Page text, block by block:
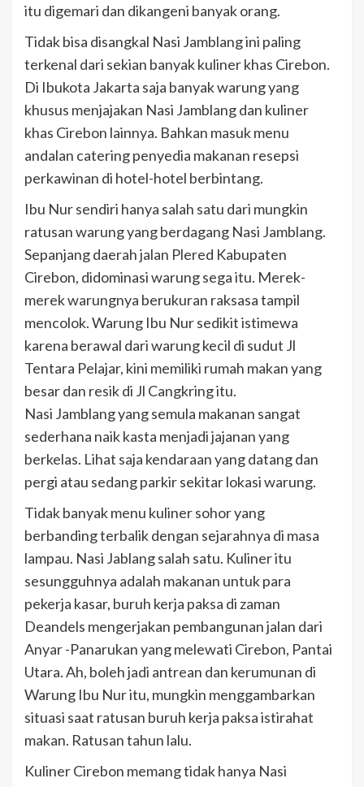
itu digemari dan dikangeni banyak orang.
Tidak bisa disangkal Nasi Jamblang ini paling
terkenal dari sekian banyak kuliner khas Cirebon.
Di Ibukota Jakarta saja banyak warung yang
khusus menjajakan Nasi Jamblang dan kuliner
khas Cirebon lainnya. Bahkan masuk menu
andalan catering penyedia makanan resepsi
perkawinan di hotel-hotel berbintang.
Ibu Nur sendiri hanya salah satu dari mungkin
ratusan warung yang berdagang Nasi Jamblang.
Sepanjang daerah jalan Plered Kabupaten
Cirebon, didominasi warung sega itu. Merek-
merek warungnya berukuran raksasa tampil
mencolok. Warung Ibu Nur sedikit istimewa
karena berawal dari warung kecil di sudut Jl
Tentara Pelajar, kini memiliki rumah makan yang
besar dan resik di Jl Cangkring itu.
Nasi Jamblang yang semula makanan sangat
sederhana naik kasta menjadi jajanan yang
berkelas. Lihat saja kendaraan yang datang dan
pergi atau sedang parkir sekitar lokasi warung.
Tidak banyak menu kuliner sohor yang
berbanding terbalik dengan sejarahnya di masa
lampau. Nasi Jablang salah satu. Kuliner itu
sesungguhnya adalah makanan untuk para
pekerja kasar, buruh kerja paksa di zaman
Deandels mengerjakan pembangunan jalan dari
Anyar -Panarukan yang melewati Cirebon, Pantai
Utara. Ah, boleh jadi antrean dan kerumunan di
Warung Ibu Nur itu, mungkin menggambarkan
situasi saat ratusan buruh kerja paksa istirahat
makan. Ratusan tahun lalu.
Kuliner Cirebon memang tidak hanya Nasi